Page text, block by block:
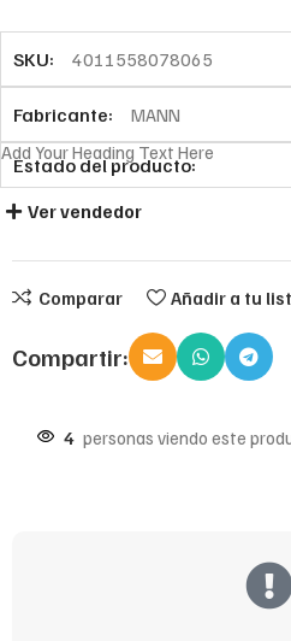
SKU: 4011558078065
Fabricante: MANN
Estado del producto:
Add Your Heading Text Here
Ver vendedor
Comparar Añadir a tu
Compartir:
4 personas viendo este